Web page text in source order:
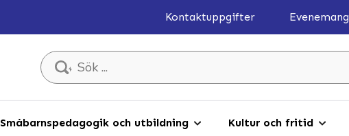
Kontaktuppgifter Evenemang
Sök ...
Småbarnspedagogik och utbildning Kultur och fritid